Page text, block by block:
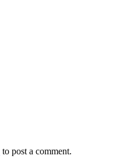
to post a comment.